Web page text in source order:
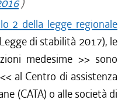
)
2 della legge regionale
di stabilità 2017), le
medesime >> sono
al Centro di assistenza
(CATA) o alle società di